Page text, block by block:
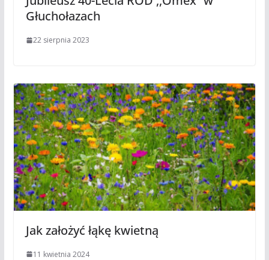
Głuchołazach
22 sierpnia 2023
Jak założyć łąkę kwietną
11 kwietnia 2024